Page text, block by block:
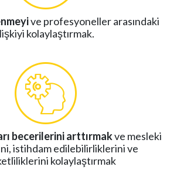
ve profesyoneller arasındaki
kolaylaştırmak.
becerilerini arttırmakve mesleki
istihdam edilebilirliklerini ve
kolaylaştırmak